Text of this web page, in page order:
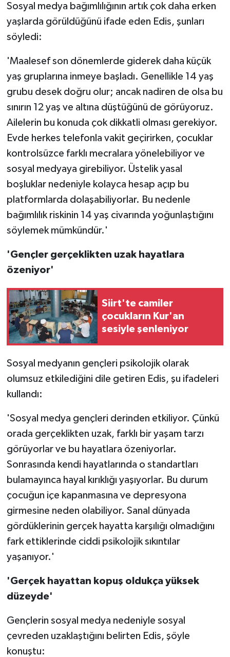
Sosyal medya bağımlılığının artık çok daha erken
yaşlarda görüldüğünü ifade eden Edis, şunları
söyledi:
'Maalesef son dönemlerde giderek daha küçük
yaş gruplarına inmeye başladı. Genellikle 14 yaş
grubu desek doğru olur; ancak nadiren de olsa bu
sınırın 12 yaş ve altına düştüğünü de görüyoruz.
Ailelerin bu konuda çok dikkatli olması gerekiyor.
Evde herkes telefonla vakit geçirirken, çocuklar
kontrolsüzce farklı mecralara yönelebiliyor ve
sosyal medyaya girebiliyor. Üstelik yasal
boşluklar nedeniyle kolayca hesap açıp bu
platformlarda dolaşabiliyorlar. Bu nedenle
bağımlılık riskinin 14 yaş civarında yoğunlaştığını
söylemek mümkündür.'
'Gençler gerçeklikten uzak hayatlara
özeniyor'
Siirt'te camiler
çocukların Kur'an
sesiyle şenleniyor
Sosyal medyanın gençleri psikolojik olarak
olumsuz etkilediğini dile getiren Edis, şu ifadeleri
kullandı:
'Sosyal medya gençleri derinden etkiliyor. Çünkü
orada gerçeklikten uzak, farklı bir yaşam tarzı
görüyorlar ve bu hayatlara özeniyorlar.
Sonrasında kendi hayatlarında o standartları
bulamayınca hayal kırıklığı yaşıyorlar. Bu durum
çocuğun içe kapanmasına ve depresyona
girmesine neden olabiliyor. Sanal dünyada
gördüklerinin gerçek hayatta karşılığı olmadığını
fark ettiklerinde ciddi psikolojik sıkıntılar
yaşanıyor.'
'Gerçek hayattan kopuş oldukça yüksek
düzeyde'
Gençlerin sosyal medya nedeniyle sosyal
çevreden uzaklaştığını belirten Edis, şöyle
konuştu: